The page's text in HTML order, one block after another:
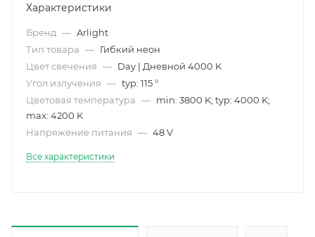
Характеристики
Бренд — Arlight
Тип товара — Гибкий неон
Цвет свечения — Day | Дневной 4000 K
Угол излучения — typ: 115 °
Цветовая температура — min: 3800 K; typ: 4000 K;
max: 4200 K
Напряжение питания — 48 V
Все характеристики